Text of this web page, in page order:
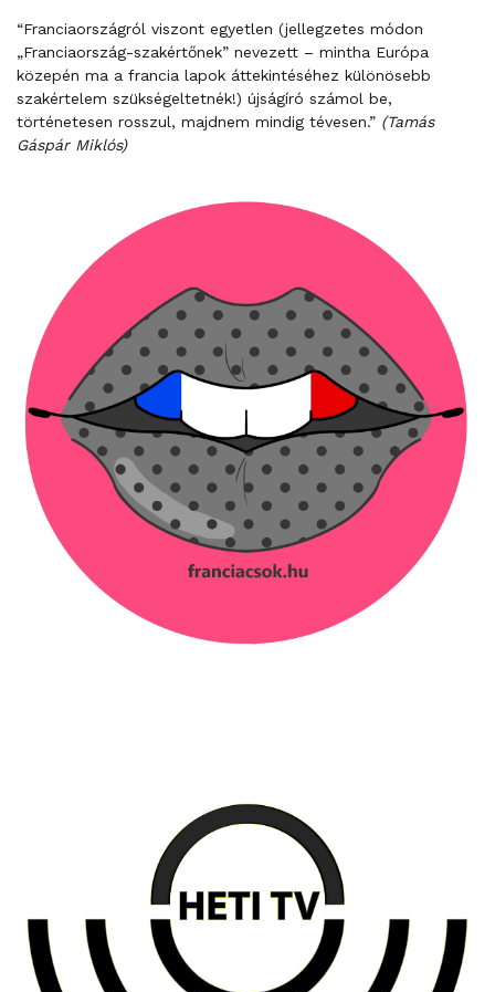
“Franciaországról viszont egyetlen (jellegzetes módon
„Franciaország-szakértőnek” nevezett – mintha Európa
közepén ma a francia lapok áttekintéséhez különösebb
szakértelem szükségeltetnék!) újságíró számol be,
történetesen rosszul, majdnem mindig tévesen.” (Tamás
Gáspár Miklós)